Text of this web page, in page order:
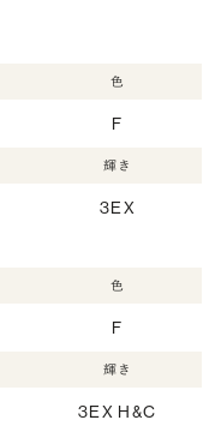
色
F
輝き
3EX
色
F
輝き
3EX H&C